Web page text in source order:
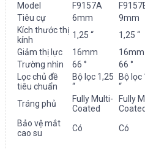
Model F9157A
Tiêu cự
6mm 9mm
Kích thước thị
kính
1,25 “ 1,25 “
Giảm thị lực
16mm 16mm
Trường nhìn
66 ° 66 °
Lọc chủ đề
tiêu chuẩn
Bộ lọc 1,25
“
Bộ lọc
“
Tráng phủ
Fully Multi-
Coated
Fully
Coated
Bảo vệ mắt
cao su
Có Có